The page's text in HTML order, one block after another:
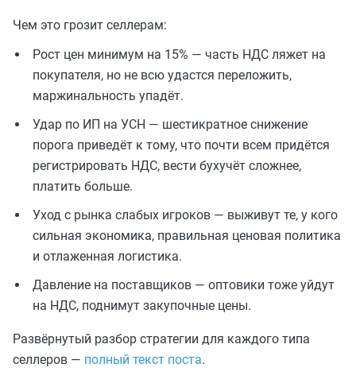
Чем это грозит селлерам:
Рост цен минимум на 15% — часть НДС ляжет на
покупателя, но не всю удастся переложить,
маржинальность упадёт.
Удар по ИП на УСН — шестикратное снижение
порога приведёт к тому, что почти всем придётся
регистрировать НДС, вести бухучёт сложнее,
платить больше.
Уход с рынка слабых игроков — выживут те, у кого
сильная экономика, правильная ценовая политика
и отлаженная логистика.
Давление на поставщиков — оптовики тоже уйдут
на НДС, поднимут закупочные цены.
Развёрнутый разбор стратегии для каждого типа
селлеров — полный текст поста.